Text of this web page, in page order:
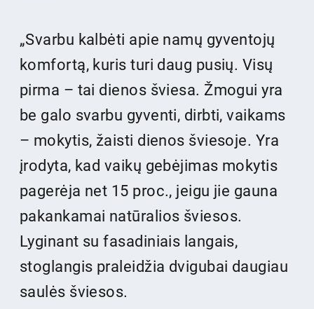
„Svarbu kalbėti apie namų gyventojų
komfortą, kuris turi daug pusių. Visų
pirma – tai dienos šviesa. Žmogui yra
be galo svarbu gyventi, dirbti, vaikams
– mokytis, žaisti dienos šviesoje. Yra
įrodyta, kad vaikų gebėjimas mokytis
pagerėja net 15 proc., jeigu jie gauna
pakankamai natūralios šviesos.
Lyginant su fasadiniais langais,
stoglangis praleidžia dvigubai daugiau
saulės šviesos.